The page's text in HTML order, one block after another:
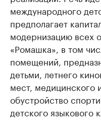
международного
предполагает
модернизацию всех
«Ромашка», в том
помещений,
детьми, летнего
мест, медицинского
обустройство
детского языкового